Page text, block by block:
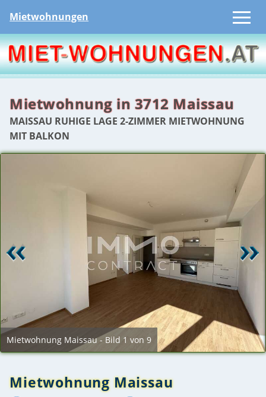
Mietwohnungen
Mietwohnung in 3712 Maissau
MAISSAU RUHIGE LAGE 2-ZIMMER MIETWOHNUNG
MIT BALKON
Mietwohnung Maissau - Bild 1 von 9
Mietwohnung Maissau